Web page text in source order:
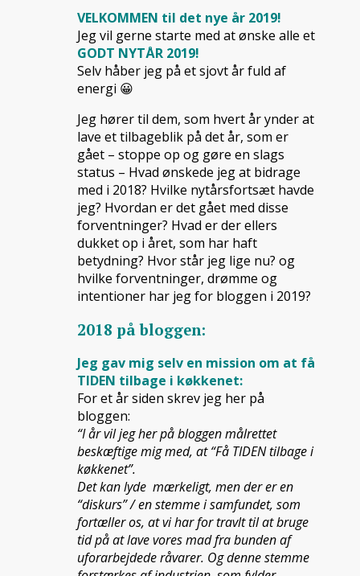
VELKOMMEN til det nye år 2019!
Jeg vil gerne starte med at ønske alle et
GODT NYTÅR 2019!
Selv håber jeg på et sjovt år fuld af
energi 😀
Jeg hører til dem, som hvert år ynder at
lave et tilbageblik på det år, som er
gået – stoppe op og gøre en slags
status – Hvad ønskede jeg at bidrage
med i 2018? Hvilke nytårsfortsæt havde
jeg? Hvordan er det gået med disse
forventninger? Hvad er der ellers
dukket op i året, som har haft
betydning? Hvor står jeg lige nu? og
hvilke forventninger, drømme og
intentioner har jeg for bloggen i 2019?
2018 på bloggen:
Jeg gav mig selv en mission om at få
TIDEN tilbage i køkkenet:
For et år siden skrev jeg her på
bloggen:
“I år vil jeg her på bloggen målrettet
beskæftige mig med, at “Få TIDEN tilbage i
køkkenet”.
Det kan lyde mærkeligt, men der er en
“diskurs” / en stemme i samfundet, som
fortæller os, at vi har for travlt til at bruge
tid på at lave vores mad fra bunden af
uforarbejdede råvarer. Og denne stemme